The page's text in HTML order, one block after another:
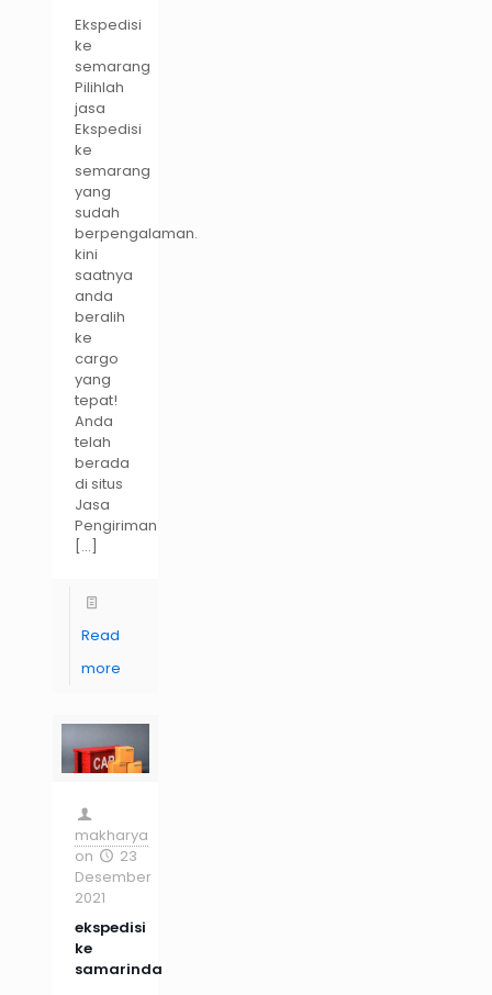
Ekspedisi
ke
semarang
Pilihlah
jasa
Ekspedisi
ke
semarang
yang
sudah
berpengalaman.
kini
saatnya
anda
beralih
ke
cargo
yang
tepat!
Anda
telah
berada
di situs
Jasa
Pengiriman
[…]
Read
more
makharya
on
23
Desember
2021
ekspedisi
ke
samarinda